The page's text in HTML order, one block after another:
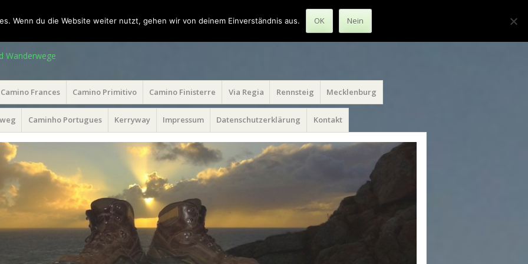
Wanderwege
Camino Frances Camino Primitivo Camino Finisterre Via Regia Rennsteig Mecklenburg
Caminho Portugues Kerryway Impressum Datenschutzerklärung Kontakt
Wenn du die Website weiter nutzt, gehen wir von deinem Einverständnis aus. OK Nein